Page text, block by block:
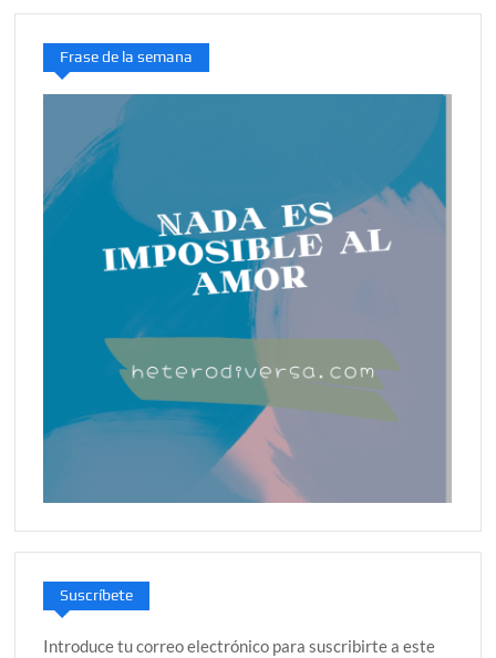
Frase de la semana
Suscríbete
Introduce tu correo electrónico para suscribirte a este